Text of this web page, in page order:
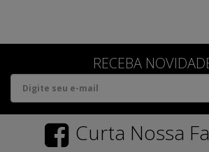
RECEBA
Curta Nossa